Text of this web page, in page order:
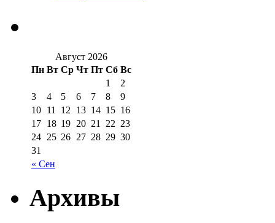
Август 2026
Пн Вт Ср Чт Пт Сб Вс
« Сен
1
2
3
4 5 6 7 8
9
10 11 12 13 14 15 16
17 18 19 20 21 22 23
24 25 26 27 28 29 30
31
Архивы